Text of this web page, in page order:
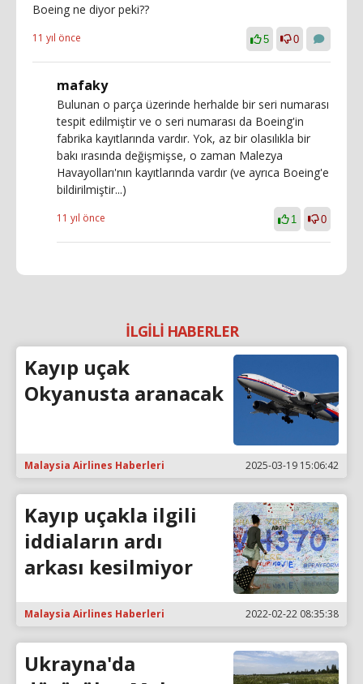
Boeing ne diyor peki??
11 yıl önce 5 0
mafaky
Bulunan o parça üzerinde herhalde bir seri numarası
tespit edilmiştir ve o seri numarası da Boeing'in
fabrika kayıtlarında vardır. Yok, az bir olasılıkla bir
bakı ırasında değişmişse, o zaman Malezya
Havayolları'nın kayıtlarında vardır (ve ayrıca Boeing'e
bildirilmiştir...)
11 yıl önce 1 0
İLGİLİ HABERLER
Kayıp uçak
Okyanusta aranacak
Malaysia Airlines Haberleri 2025-03-19 15:06:42
Kayıp uçakla ilgili
iddiaların ardı
arkası kesilmiyor
Malaysia Airlines Haberleri 2022-02-22 08:35:38
Ukrayna'da